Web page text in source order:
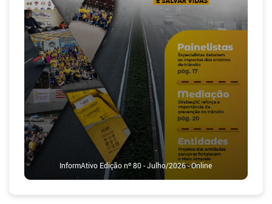
InformAtivo Edição nº 80 - Julho/2026 - Online